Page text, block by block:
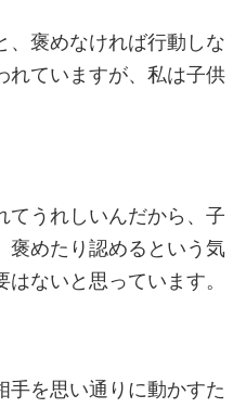
、褒めなければ行動しな
れていますが、私は子供
てうれしいんだから、子
褒めたり認めるという気
ないと思っています。
手を思い通りに動かすた